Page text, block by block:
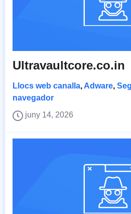
Ultravaultcore.co.in
Llocs web canalla, Adware,
navegador
juny 14, 2026